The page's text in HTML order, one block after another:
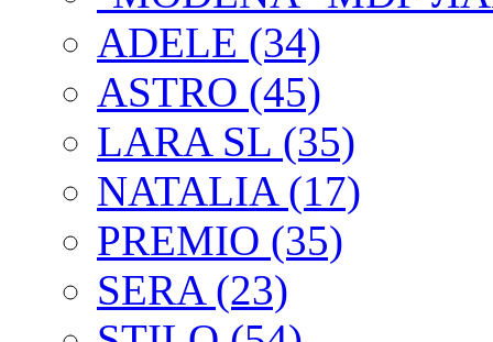
ADELE (34)
ASTRO (45)
LARA SL (35)
NATALIA (17)
PREMIO (35)
SERA (23)